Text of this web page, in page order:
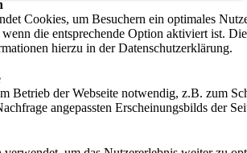
Cookies, um Besuchern ein optimales
die entsprechende Option aktiviert ist.
hierzu in der Datenschutzerklärung.
Betrieb der Webseite notwendig, z.B. zum
angepassten Erscheinungsbilds der